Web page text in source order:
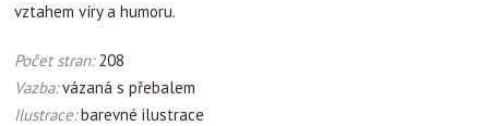
vztahem víry a humoru.
Počet stran:208
Vazba:vázaná s přebalem
Ilustrace:barevné ilustrace